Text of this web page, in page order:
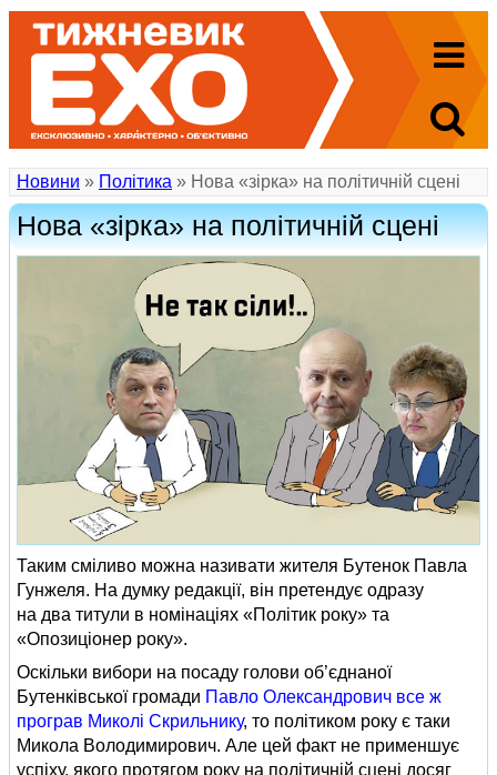
Новини » Політика » Нова «зірка» на політичній сцені
Нова «зірка» на політичній сцені
Таким сміливо можна називати жителя Бутенок Павла
Гунжеля. На думку редакції, він претендує одразу
на два титули в номінаціях «Політик року» та
«Опозиціонер року».
Оскільки вибори на посаду голови об’єднаної
Бутенківської громади Павло Олександрович все ж
програв Миколі Скрильнику, то політиком року є таки
Микола Володимирович. Але цей факт не применшує
успіху, якого протягом року на політичній сцені досяг